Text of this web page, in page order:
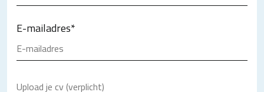
E-mailadres*
Upload je cv (verplicht)